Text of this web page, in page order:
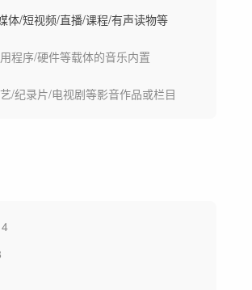
体/短视频/直播/课程/有声读物等
程序/硬件等载体的音乐内置
/纪录片/电视剧等影音作品或栏目